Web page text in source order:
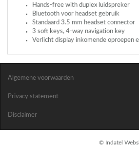
Hands-free with duplex luidspreker
Bluetooth voor headset gebruik
Standaard 3.5 mm headset connector
3 soft keys, 4-way navigation key
Verlicht display inkomende oproepen
Algemene voorwaarden
Privacy statement
Disclaimer
© Indatel